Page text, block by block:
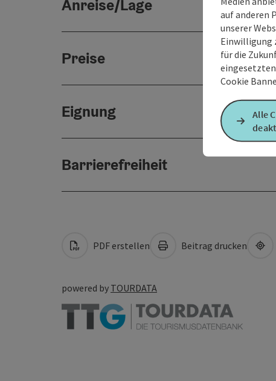
Anreise/Lage
Preise
Eignung
Barrierefreiheit
PDF erstellen Beitrag drucken
powered by TOURDATA
auf anderen
unserer
Einwilligung
für die
Cookie
Alle